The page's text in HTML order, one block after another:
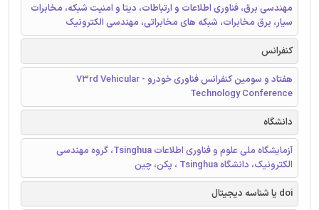
مهندسی برق، فناوری اطلاعات و ارتباطات، دیتا و امنیت شبکه، مخابرات
سیار، برق مخابرات، شبکه های مخابراتی، مهندسی الکترونیک
کنفرانس
هفتاد و سومین کنفرانس فناوری خودرو - 73rd Vehicular
Technology Conference
دانشگاه
آزمایشگاه ملی علوم و فناوری اطلاعات Tsinghua، گروه مهندسی
الکترونیک، دانشگاه Tsinghua ، پکن، چین
doi یا شناسه دیجیتال